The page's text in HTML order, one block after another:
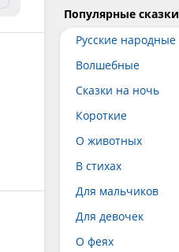
Популярные сказки
Русские народные
Волшебные
Сказки на ночь
Короткие
О животных
В стихах
Для мальчиков
Для девочек
О феях